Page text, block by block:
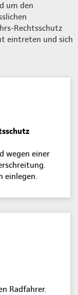
um den
Rechtsschutz
eintreten und sich
wegen einer
einlegen.
Radfahrer.